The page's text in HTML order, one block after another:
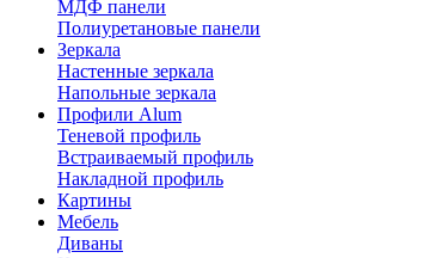
МДФ панели
Полиуретановые панели
Зеркала
Настенные зеркала
Напольные зеркала
Профили Alum
Теневой профиль
Встраиваемый профиль
Накладной профиль
Картины
Мебель
Диваны